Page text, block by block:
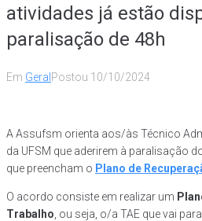
atividades já estão
paralisação de 48h
Em Geral Postou 10/10/2024
A Assufsm orienta aos/às Técnico
da UFSM que aderirem à paralisação
que preencham o Plano de
O acordo consiste em realizar um
Trabalho, ou seja, o/a TAE que vai